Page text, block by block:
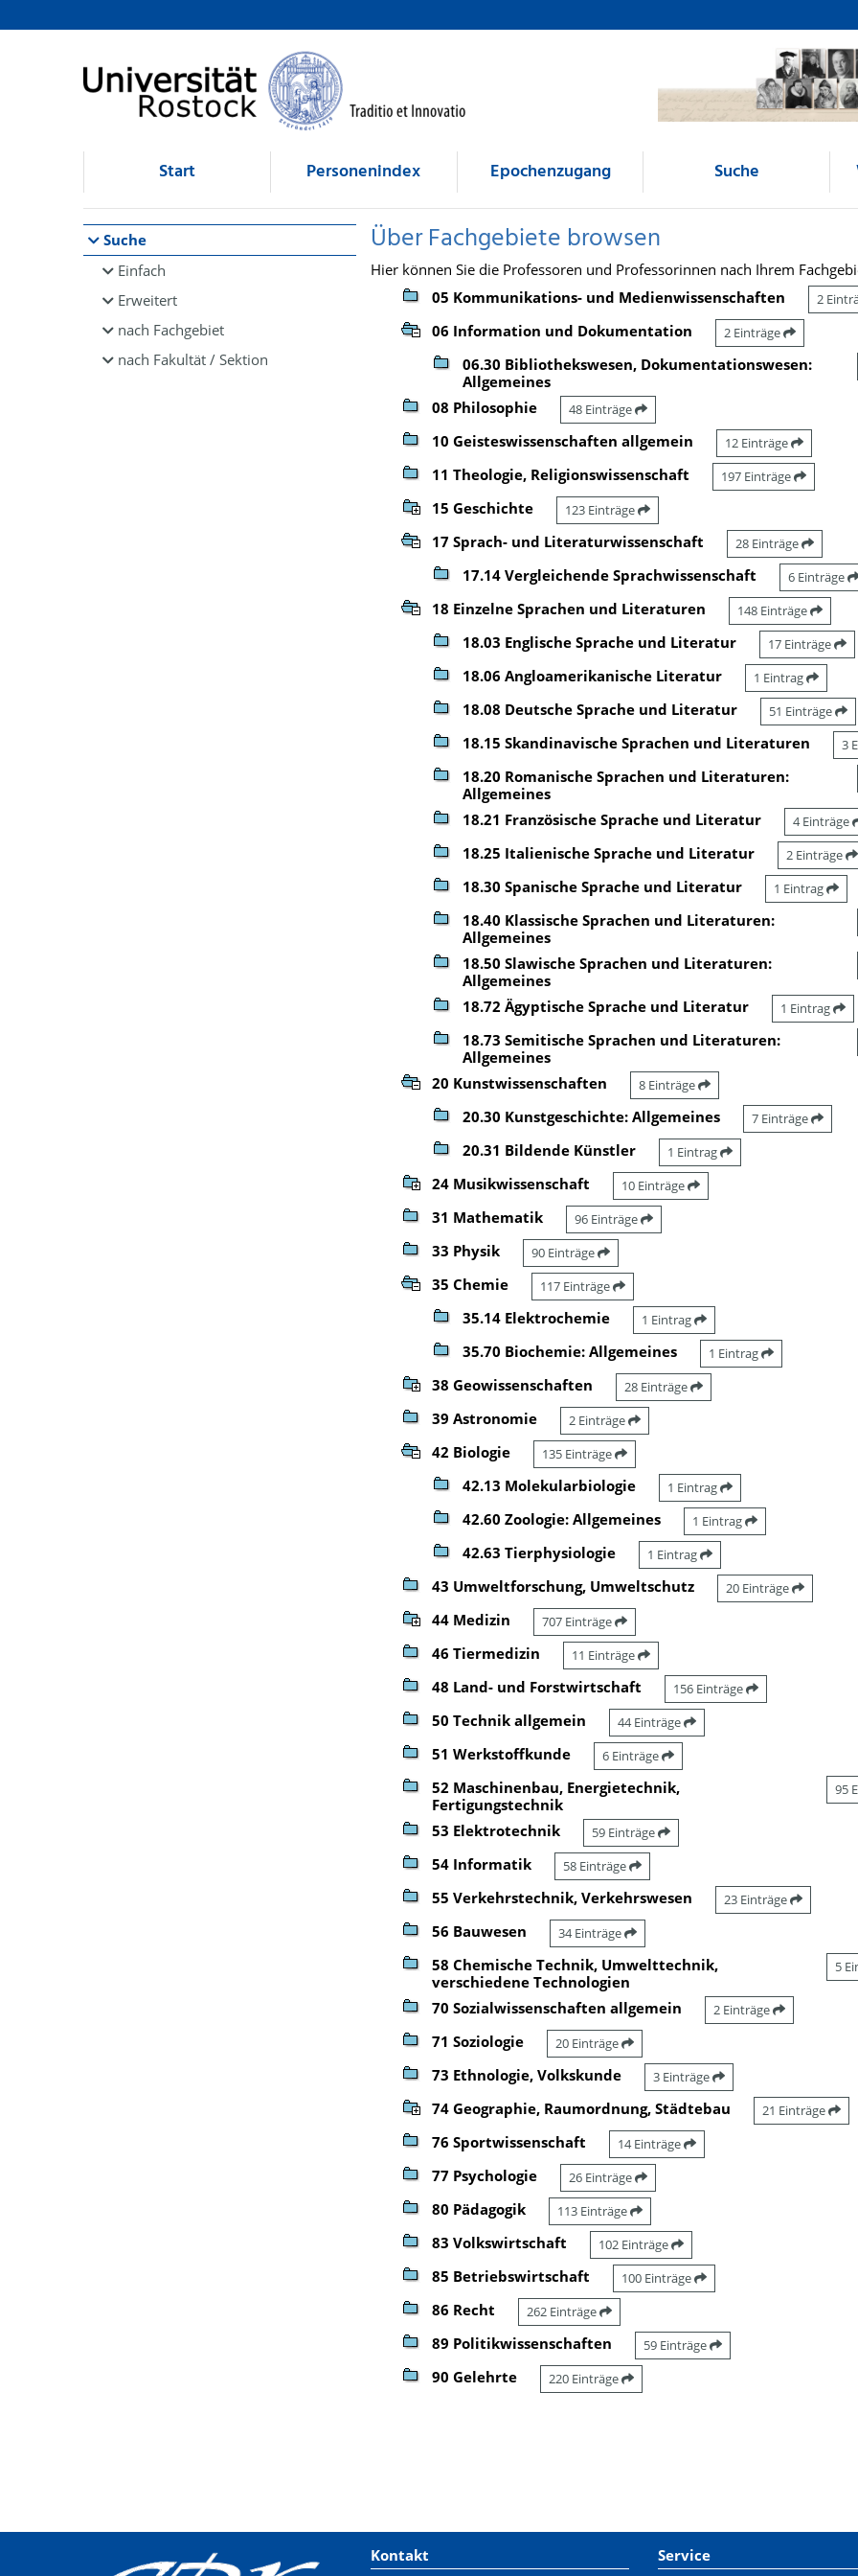
Browsen
direkt zum Inhalt
Start Personenindex Epochenzugang Suche
Suche
Einfach
Erweitert
nach Fachgebiet
nach Fakultät / Sektion
Über Fachgebiete browsen
Hier können Sie die Professoren und Professorinnen nach Ihrem
05 Kommunikations- und Medienwissenschaften
2
06 Information und Dokumentation 2 Einträge
06.30 Bibliothekswesen, Dokumentationswesen:
Allgemeines
08 Philosophie 48 Einträge
10 Geisteswissenschaften allgemein 12 Einträge
11 Theologie, Religionswissenschaft 197 Einträge
15 Geschichte 123 Einträge
17 Sprach- und Literaturwissenschaft 28 Einträge
17.14 Vergleichende Sprachwissenschaft 6 Einträge
18 Einzelne Sprachen und Literaturen 148 Einträge
18.03 Englische Sprache und Literatur 17 Einträge
18.06 Angloamerikanische Literatur 1 Eintrag
18.08 Deutsche Sprache und Literatur 51 Einträge
18.15 Skandinavische Sprachen und Literaturen 3
18.20 Romanische Sprachen und Literaturen:
Allgemeines
18.21 Französische Sprache und Literatur 4 Einträge
18.25 Italienische Sprache und Literatur 2 Einträge
18.30 Spanische Sprache und Literatur 1 Eintrag
18.40 Klassische Sprachen und Literaturen:
Allgemeines
18.50 Slawische Sprachen und Literaturen:
Allgemeines
18.72 Ägyptische Sprache und Literatur 1 Eintrag
18.73 Semitische Sprachen und Literaturen:
Allgemeines
20 Kunstwissenschaften 8 Einträge
20.30 Kunstgeschichte: Allgemeines 7 Einträge
20.31 Bildende Künstler 1 Eintrag
24 Musikwissenschaft 10 Einträge
31 Mathematik 96 Einträge
33 Physik 90 Einträge
35 Chemie 117 Einträge
35.14 Elektrochemie 1 Eintrag
35.70 Biochemie: Allgemeines 1 Eintrag
38 Geowissenschaften 28 Einträge
39 Astronomie 2 Einträge
42 Biologie 135 Einträge
42.13 Molekularbiologie 1 Eintrag
42.60 Zoologie: Allgemeines 1 Eintrag
42.63 Tierphysiologie 1 Eintrag
43 Umweltforschung, Umweltschutz 20 Einträge
44 Medizin 707 Einträge
46 Tiermedizin 11 Einträge
48 Land- und Forstwirtschaft 156 Einträge
50 Technik allgemein 44 Einträge
51 Werkstoffkunde 6 Einträge
52 Maschinenbau, Energietechnik,
Fertigungstechnik
95
53 Elektrotechnik 59 Einträge
54 Informatik 58 Einträge
55 Verkehrstechnik, Verkehrswesen 23 Einträge
56 Bauwesen 34 Einträge
58 Chemische Technik, Umwelttechnik,
verschiedene Technologien
5
70 Sozialwissenschaften allgemein 2 Einträge
71 Soziologie 20 Einträge
73 Ethnologie, Volkskunde 3 Einträge
74 Geographie, Raumordnung, Städtebau 21 Einträge
76 Sportwissenschaft 14 Einträge
77 Psychologie 26 Einträge
80 Pädagogik 113 Einträge
83 Volkswirtschaft 102 Einträge
85 Betriebswirtschaft 100 Einträge
86 Recht 262 Einträge
89 Politikwissenschaften 59 Einträge
90 Gelehrte 220 Einträge
Kontakt Service